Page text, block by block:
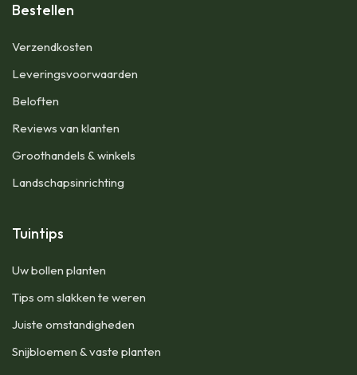
Bestellen
Verzendkosten
Leveringsvoorwaarden
Beloften
Reviews van klanten
Groothandels & winkels
Landschapsinrichting
Tuintips
Uw bollen planten
Tips om slakken te weren
Juiste omstandigheden
Snijbloemen & vaste planten